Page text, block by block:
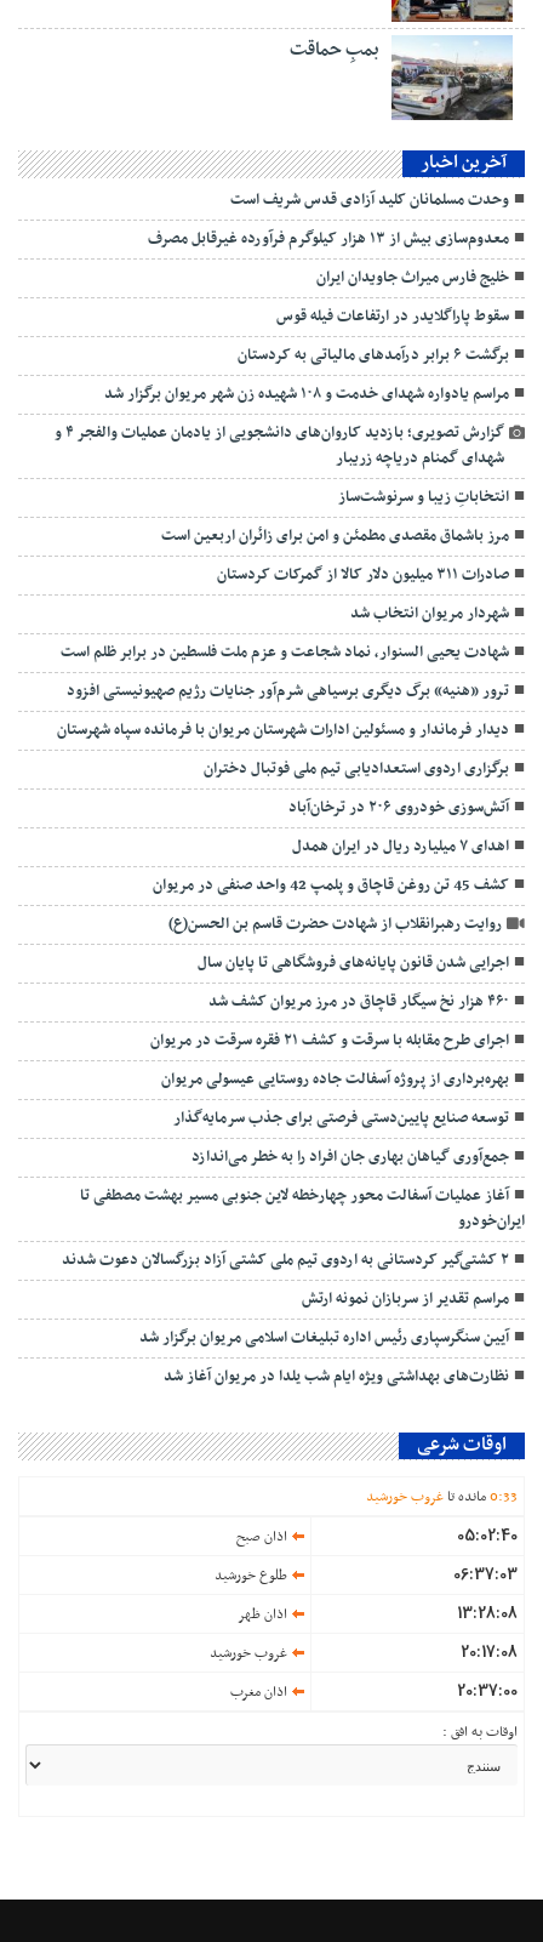
بمبِ حماقت
آخرین اخبار
وحدت مسلمانان کلید آزادی قدس شریف است
معدوم‌سازی بیش از ۱۳ هزار کیلوگرم فرآورده غیرقابل مصرف
خلیج فارس میراث جاویدان ایران
سقوط پاراگلایدر در ارتفاعات فیله قوس
برگشت ۶ برابر درآمدهای مالیاتی به کردستان
مراسم یادواره شهدای خدمت و ۱۰۸ شهیده زن شهر مریوان برگزار شد
گزارش تصویری؛ بازدید کاروان‌های دانشجویی از یادمان عملیات والفجر ۴ و
شهدای گمنام دریاچه زریبار
انتخاباتِ زیبا و سرنوشت‌ساز
مرز باشماق مقصدی مطمئن و امن برای زائران اربعین است
صادرات ۳۱۱ میلیون دلار کالا از گمرکات کردستان
شهردار مریوان انتخاب شد
شهادت یحیی السنوار، نماد شجاعت و عزم ملت فلسطین در برابر ظلم است
ترور «هنیه» برگ دیگری برسیاهی شرم‌آور جنایات رژیم صهیونیستی افزود
دیدار فرماندار و مسئولین ادارات شهرستان مریوان با فرمانده سپاه شهرستان
برگزاری اردوی استعدادیابی تیم ملی فوتبال دختران
آتش‌سوزی خودروی ۲۰۶ در ترخان‌آباد
اهدای ۷ میلیارد ریال در ایران همدل
کشف 45 تن روغن قاچاق و پلمپ 42 واحد صنفی در مریوان
روایت رهبرانقلاب از شهادت حضرت قاسم بن الحسن(ع)
اجرایی شدن قانون پایانه‌های فروشگاهی تا پایان سال
۴۶۰ هزار نخ سیگار قاچاق در مرز مریوان کشف شد
اجرای طرح مقابله با سرقت و کشف ۲۱ فقره سرقت در مریوان
بهره‌برداری از پروژه آسفالت جاده روستایی عیسولی مریوان
توسعه صنایع پایین‌دستی فرصتی برای جذب سرمایه‌گذار
جمع‌آوری گیاهان بهاری جان افراد را به خطر می‌اندازد
آغاز عملیات آسفالت محور چهارخطه لاین جنوبی مسیر بهشت مصطفی تا
ایران‌خودرو
۲ کشتی‌گیر کردستانی به اردوی تیم ملی کشتی آزاد بزرگسالان دعوت شدند
مراسم تقدیر از سربازان نمونه ارتش
آیین سنگرسپاری رئیس اداره تبلیغات اسلامی مریوان برگزار شد
نظارت‌های بهداشتی ویژه ایام شب یلدا در مریوان آغاز شد
اوقات شرعی
0:33 مانده تا غروب خورشید
05:02:40 اذان صبح
06:37:03 طلوع خورشید
13:28:08 اذان ظهر
20:17:08 غروب خورشید
20:37:00
اذان مغرب
اوقات به افق :